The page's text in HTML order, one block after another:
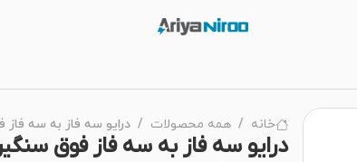
خانه همه محصولات درایو سه فاز به سه فاز فوق سنگین
درایو سه فاز به سه فاز فوق سنگین 2.2 کیلووات